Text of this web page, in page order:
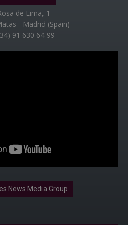
de Lima, 1
- Madrid (Spain)
91 630 64 99
News Media Group